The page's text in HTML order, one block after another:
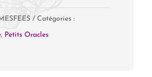
Catégories :
, Petits Oracles